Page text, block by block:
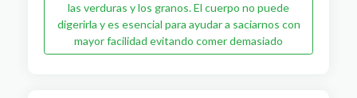
las verduras y los granos. El cuerpo no puede
digerirla y es esencial para ayudar a saciarnos con
mayor facilidad evitando comer demasiado